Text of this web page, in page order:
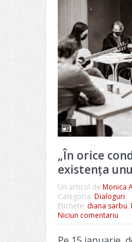
„În orice
existența
Un articol de Monica
Categoria: Dialoguri
Etichete: diana sarbu,
Niciun comentariu